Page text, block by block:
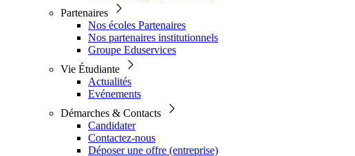
Partenaires
Nos écoles Partenaires
Nos partenaires institutionnels
Groupe Eduservices
Vie Étudiante
Actualités
Evénements
Démarches & Contacts
Candidater
Contactez-nous
Déposer une offre (entreprise)